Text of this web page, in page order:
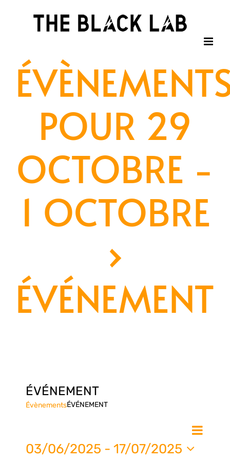
POUR 29
OCTOBRE -
1 OCTOBRE
›
ÉVÉNEMENT
ÉVÉNEMENT
ÉvènementsÉVÉNEMENT
Liste
03/06/2025 - 17/07/2025